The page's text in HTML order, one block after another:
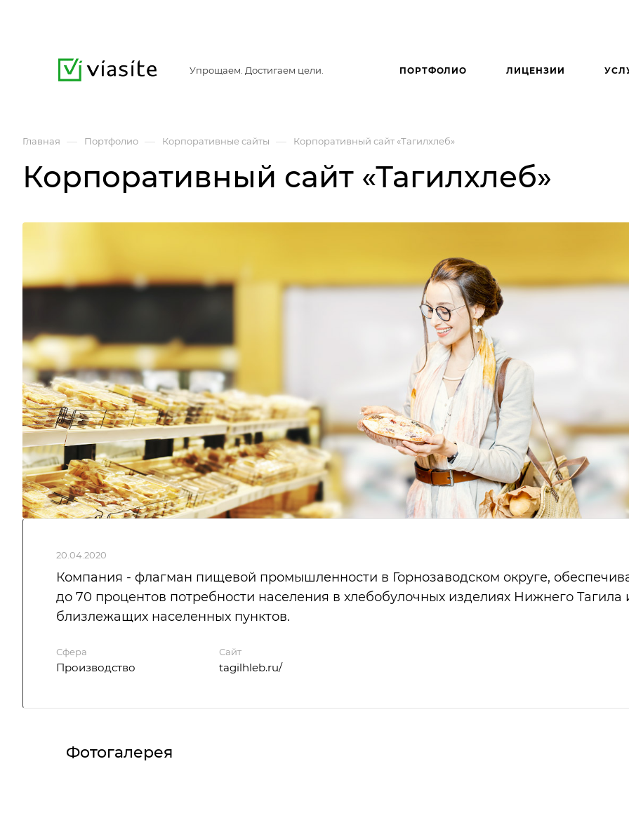
Упрощаем. Достигаем цели. ПОРТФОЛИО ЛИЦЕНЗИИ
Главная — Портфолио — Корпоративные сайты — Корпоративный сайт «Тагилхлеб»
Корпоративный сайт «Тагилхлеб»
20.04.2020
Компания - флагман пищевой промышленности в Горнозаводском округе,
до 70 процентов потребности населения в хлебобулочных изделиях Нижнего Тагила
близлежащих населенных пунктов.
Сфера
Производство
Сайт
tagilhleb.ru/
Фотогалерея